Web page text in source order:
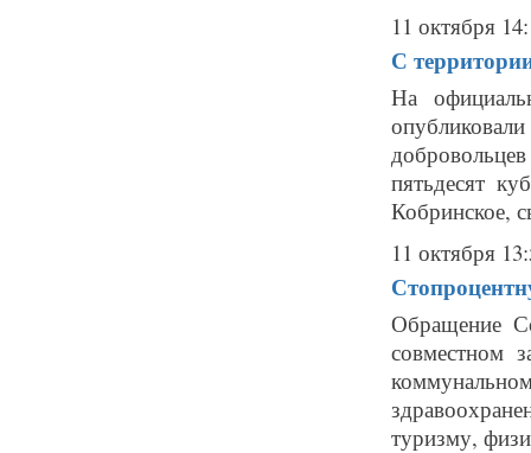
11 октября
С
На
пятьдесят
Кобринское,
11 октября
Обращение
совместном
туризму,